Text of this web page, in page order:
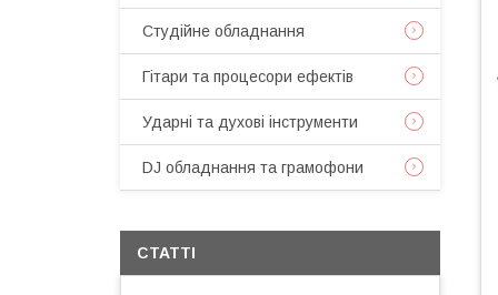
Студійне обладнання
Гітари та процесори ефектів
Ударні та духові інструменти
DJ обладнання та грамофони
СТАТТІ